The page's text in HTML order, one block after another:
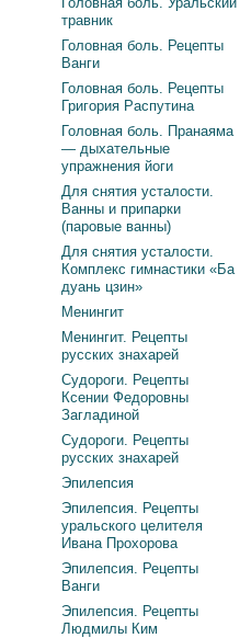
травник
Головная боль. Рецепты
Ванги
Головная боль. Рецепты
Григория Распутина
Головная боль. Пранаяма
— дыхательные
упражнения йоги
Для снятия усталости.
Ванны и припарки
(паровые ванны)
Для снятия усталости.
Комплекс гимнастики «Ба
дуань цзин»
Менингит
Менингит. Рецепты
русских знахарей
Судороги. Рецепты
Ксении Федоровны
Загладиной
Судороги. Рецепты
русских знахарей
Эпилепсия
Эпилепсия. Рецепты
уральского целителя
Ивана Прохорова
Эпилепсия. Рецепты
Ванги
Эпилепсия. Рецепты
Людмилы Ким